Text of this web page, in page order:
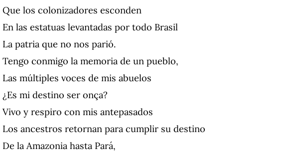
Que los colonizadores esconden
En las estatuas levantadas por todo Brasil
La patria que no nos parió.
Tengo conmigo la memoria de un pueblo,
Las múltiples voces de mis abuelos
¿Es mi destino ser onça?
Vivo y respiro con mis antepasados
Los ancestros retornan para cumplir su destino
De la Amazonia hasta Pará,